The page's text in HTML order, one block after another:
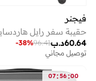
فيجنر
د.ب60.64
96.41
-38%
توصيل مجاني
07:56:00